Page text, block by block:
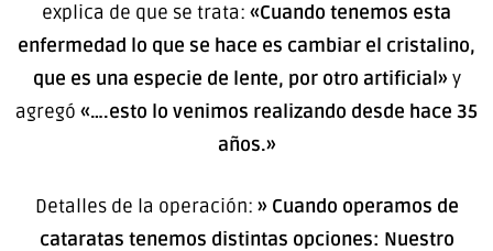
explica de que se trata: «Cuando tenemos esta
enfermedad lo que se hace es cambiar el cristalino,
que es una especie de lente, por otro artificial»y
agregó «….esto lo venimos realizando desde hace 35
años.»
Detalles de la operación: » Cuando operamos de
cataratas tenemos distintas opciones: Nuestro